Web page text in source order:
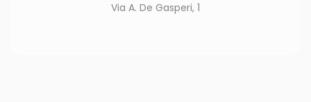
Via A. De Gasperi, 1